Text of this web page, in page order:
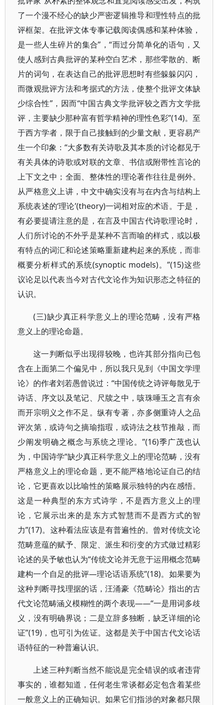
了一个漫不经心的缺少严密逻辑推导和理性特点的批
评框架。在批评文体专事记载阅读偶感和某种体验，
是一些人生碎片的集合”，“而过分简单化的语句，又
使人感到古典批评的某种空白艺术，那些零散的、断
片的词句，在表达自己的批评思想时有些躲躲闪闪，
而微观批评方法和考据式的方法，使整个批评文体缺
少综合性”，因而“中国古典文学批评较之西方文学批
评，主要缺少那种富有哲学精神的理性色彩”(14)。至
于西方学者，限于自己接触到的少量文献，更容易产
生一个印象：“大多数有关诗歌及其本质的讨论都见于
有关具体的诗歌或对联的文章、书信或附带性言论的
上下文之中；全面、整体性的理论著作往往是例外。
从严格意义上讲，中文中确实没有与在内含与结构上
系统表述的‘理论’(theory)一词相对应的术语。于是，
有必要提请注意的是，在言及中国古代诗歌理论时，
人们所讨论的不外乎是某种不言而喻的样式，或以极
有特点的词汇和论述策略重新建构起来的系统，而非
概要分析样式的系统(synoptic models)。”(15)这些
议论足以代表当今对古代文论作为知识形态之特征的
认识。
(三)缺少真正科学意义上的理论范畴，没有严格
意义上的理论命题。
这一判断似乎出现得较晚，也许其部分指向已包
含在上面第二个偏见中，所以我只见到《中国文学理
论》的作者刘若愚曾说过：“中国传统之诗评每散见于
诗话、序文以及笔记、尺牍之中，咳珠唾玉之言有余
而开宗明义之作不足。纵有专著，亦多侧重诗人之品
评次第，或诗句之摘瑜指瑕，或诗法之枝节推敲，而
少阐发明确之概念与系统之理论。”(16)季广茂也认
为，中国诗学“缺少真正科学意义上的理论范畴，没有
严格意义上的理论命题，更不能严格地论证自己的结
论，它更喜欢以比喻性的策略展示独特的内在感悟。
这是一种典型的东方式诗学，不是西方意义上的理
论，它展示出来的是东方式智慧而不是西方式的智
力”(17)。这种看法应该是有普遍性的。曾对传统文论
范畴意蕴的赋予、限定、派生和衍变的方式做过精彩
论述的吴予敏也认为“传统文论并无意于运用概念范畴
建构一个自足的批评—理论话语系统”(18)。如果要为
这种判断寻找理据的话，汪涌豪《范畴论》指出的古
代文论范畴涵义模糊性的两个表现——“一是用词多歧
义，没有明确界说；二是立辞多独断，缺乏详细的论
证”(19)，也可引为佐证。这都是关于中国古代文论话
语特征的一种普遍认识。
上述三种判断当然不能说是完全错误的或者违背
事实的，谁都知道，任何老生常谈都必定包含着某些
一般意义上的正确知识。如果它们指涉的对象都只限